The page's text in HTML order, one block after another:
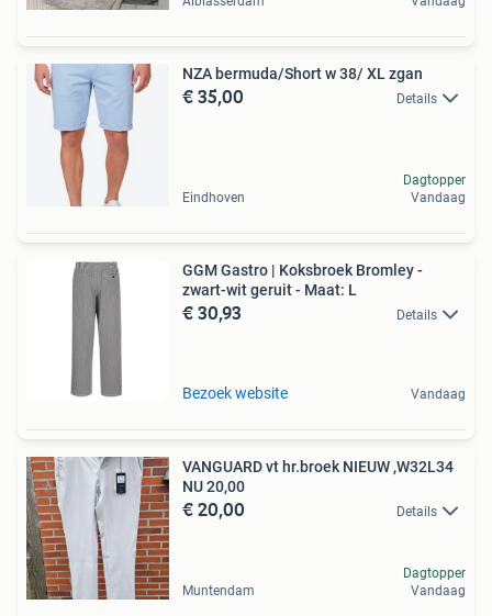
NZA bermuda/Short w 38/ XL zgan
€ 35,00 Details
Eindhoven
Dagtopper
Vandaag
GGM Gastro | Koksbroek Bromley -
zwart-wit geruit - Maat: L
€ 30,93 Details
Bezoek website Vandaag
VANGUARD vt hr.broek NIEUW ,W32L34
NU 20,00
€ 20,00 Details
Muntendam
Dagtopper
Vandaag